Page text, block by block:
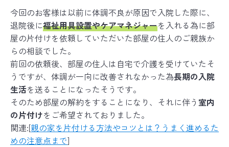
今回のお客様は以前に体調不良が原因で入院した際に、
退院後に福祉用具設置やケアマネジャーを入れる為に部
屋の片付けを依頼していただいた部屋の住人のご親族か
らの相談でした。
前回の依頼後、部屋の住人は自宅で介護を受けていたそ
うですが、体調が一向に改善されなかった為長期の入院
生活を送ることになったそうです。
そのため部屋の解約をすることになり、それに伴う 室内
の片付けをご希望されておりました。
関連:[親の家を片付ける方法やコツとは？うまく進めるた
めの注意点まで]